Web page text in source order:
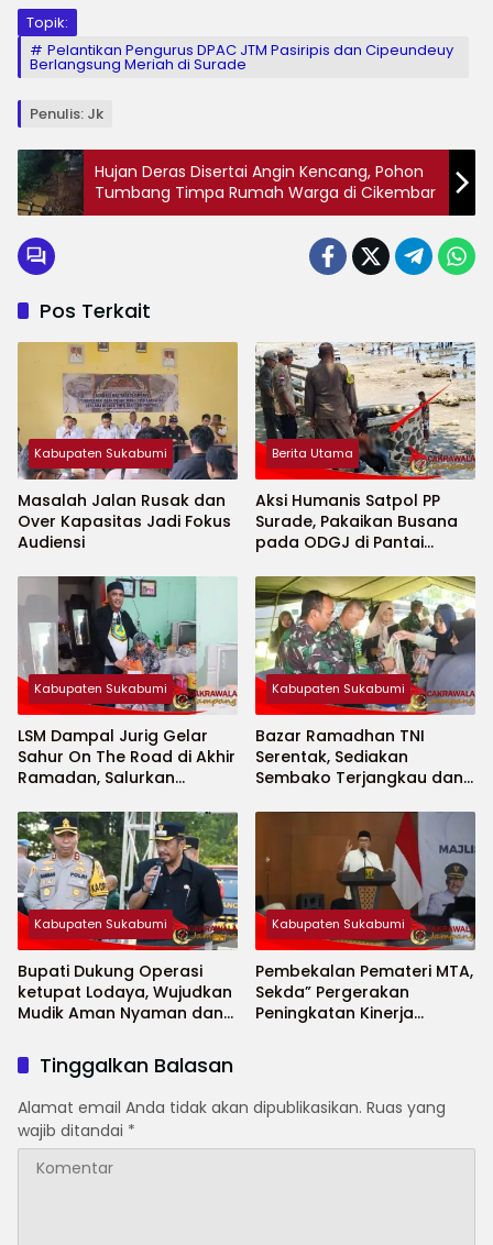
Topik:
Pelantikan Pengurus DPAC JTM Pasiripis dan Cipeundeuy
Berlangsung Meriah di Surade
Penulis: Jk
Hujan Deras Disertai Angin Kencang, Pohon
Tumbang Timpa Rumah Warga di Cikembar
Pos Terkait
Kabupaten Sukabumi
Masalah Jalan Rusak dan
Over Kapasitas Jadi Fokus
Audiensi
Berita Utama
Aksi Humanis Satpol PP
Surade, Pakaikan Busana
pada ODGJ di Pantai
Kabupaten Sukabumi
LSM Dampal Jurig Gelar
Sahur On The Road di Akhir
Ramadan, Salurkan
Jompo dan Anak Yatim
Kabupaten Sukabumi
Bazar Ramadhan TNI
Serentak, Sediakan
Sembako Terjangkau dan
Kabupaten Sukabumi
Bupati Dukung Operasi
ketupat Lodaya, Wujudkan
Mudik Aman Nyaman dan
Kabupaten Sukabumi
Pembekalan Pemateri MTA,
Sekda” Pergerakan
Peningkatan Kinerja
Tinggalkan Balasan
Alamat email Anda tidak akan dipublikasikan. Ruas yang
wajib ditandai *